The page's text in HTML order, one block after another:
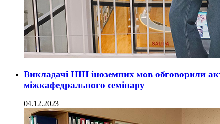
Викладачі ННІ іноземних мов обговорили
міжкафедрального семінару
04.12.2023